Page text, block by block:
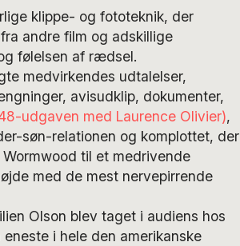
klippe- og fototeknik, der
andre film og adskillige
følelsen af rædsel.
medvirkendes udtalelser,
avisudklip, dokumenter,
udgaven med Laurence Olivier),
søn-relationen og komplottet, der
til et medrivende
med de mest nervepirrende
Olson blev taget i audiens hos
i hele den amerikanske